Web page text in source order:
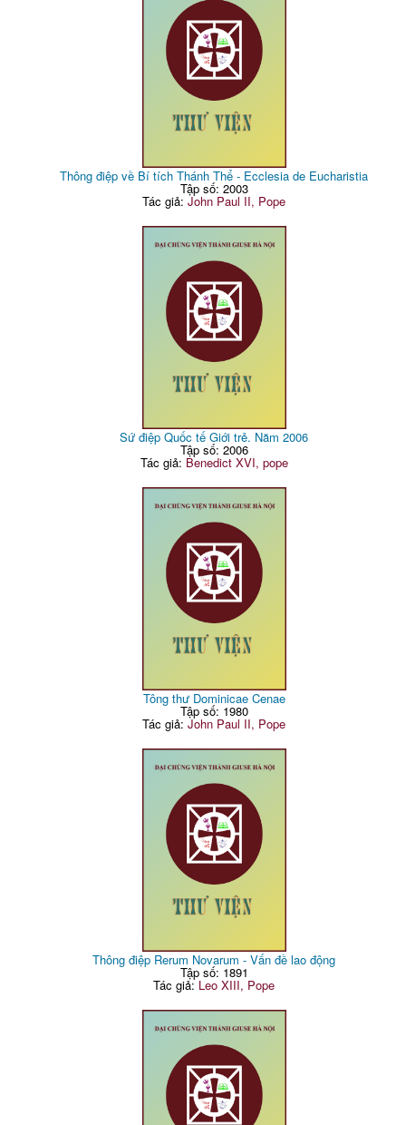
Thông điệp về Bí tích Thánh Thể - Ecclesia de Eucharistia
Tập số: 2003
Tác giả:John Paul II, Pope
Sứ điệp Quốc tế Giới trẻ. Năm 2006
Tập số: 2006
Tác giả: Benedict XVI, pope
Tông thư Dominicae Cenae
Tập số: 1980
Tác giả:John Paul II, Pope
Thông điệp Rerum Novarum - Vấn đề lao động
Tập số: 1891
Tác giả: Leo XIII, Pope